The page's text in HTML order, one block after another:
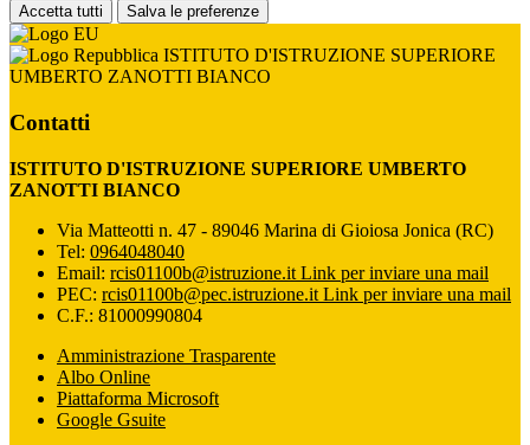
Accetta tutti Salva le preferenze
ISTITUTO D'ISTRUZIONE SUPERIORE
UMBERTO ZANOTTI BIANCO
Contatti
ISTITUTO D'ISTRUZIONE SUPERIORE UMBERTO
ZANOTTI BIANCO
Via Matteotti n. 47 - 89046 Marina di Gioiosa Jonica (RC)
Tel: 0964048040
Email: rcis01100b@istruzione.it Link per inviare una mail
PEC: rcis01100b@pec.istruzione.it Link per inviare una mail
C.F.: 81000990804
Amministrazione Trasparente
Albo Online
Piattaforma Microsoft
Google Gsuite